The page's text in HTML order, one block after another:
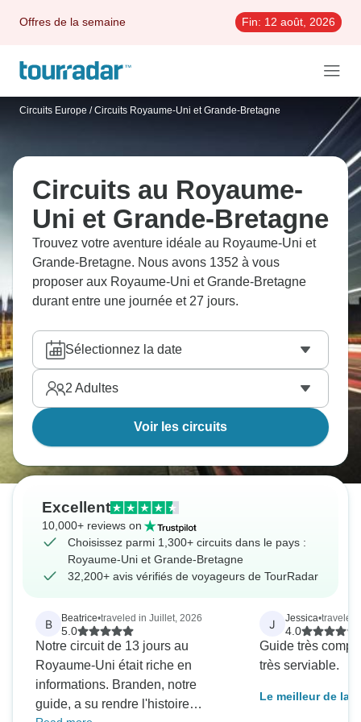
Offres de la semaine Fin: 12 août, 2026
Circuits Europe / Circuits Royaume-Uni et Grande-Bretagne
Circuits au Royaume-
Uni et Grande-Bretagne
Trouvez votre aventure idéale au Royaume-Uni et
Grande-Bretagne. Nous avons 1352 à vous
proposer aux Royaume-Uni et Grande-Bretagne
durant entre une journée et 27 jours.
Sélectionnez la date
2 Adultes
Voir les circuits
Excellent
10,000+ reviews on
Choisissez parmi 1,300+ circuits dans le pays :
Royaume-Uni et Grande-Bretagne
32,200+ avis vérifiés de voyageurs de TourRadar
B Beatrice•traveled in Juillet, 2026
5.0
Notre circuit de 13 jours au
Royaume-Uni était riche en
informations. Branden, notre
guide, a su rendre l'histoire
J Jessica•traveled
4.0
Guide très
très serviable.
Le meilleur de la